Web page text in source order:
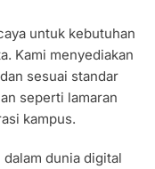
untuk kebutuhan
Kami menyediakan
sesuai standar
seperti lamaran
kampus.
dunia digital